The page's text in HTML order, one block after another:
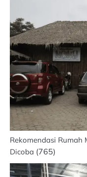
Rekomendasi
Dicoba (765)